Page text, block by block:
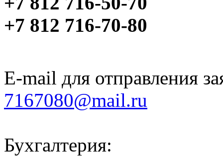
+7 812 716-70-80
E-mail для отправления
7167080@mail.ru
Бухгалтерия: